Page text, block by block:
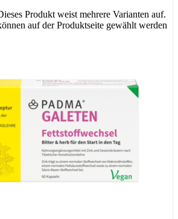
Produkt weist mehrere Varianten auf.
auf der Produktseite gewählt werden